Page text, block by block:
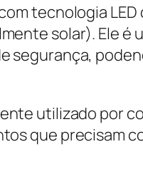
tecnologia
solar). Ele
segurança,
utilizado por
que precisam